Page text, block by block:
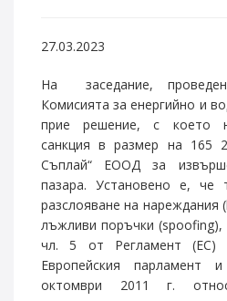
27.03.2023
На заседание,
Комисията за енергийно и
прие решение, с което
санкция в размер на 165
Съплай“ ЕООД за
пазара. Установено е, че
разслояване на нареждания
лъжливи поръчки
чл. 5 от Регламент
Европейския
октомври 2011 г.